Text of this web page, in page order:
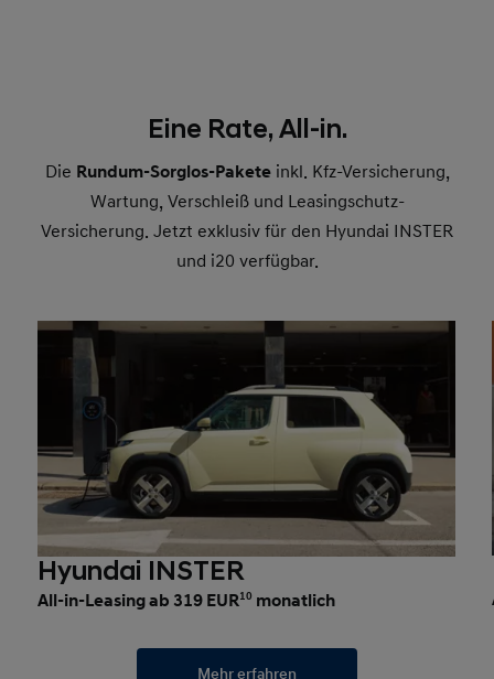
Eine Rate, All-in.
Die Rundum-Sorglos-Paketeinkl. Kfz-Versicherung,
Wartung, Verschleiß und Leasingschutz-
Versicherung. Jetzt exklusiv für den Hyundai INSTER
und i20 verfügbar.
Hyundai INSTER
All-in-Leasing ab 319 EUR10 monatlich
Mehr erfahren